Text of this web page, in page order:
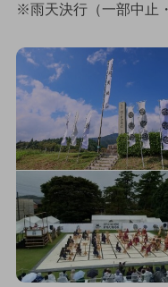
※雨天決行（一部中止